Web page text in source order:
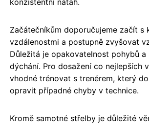
konzistentní nátah.
Začátečníkům doporučujeme začít s
vzdálenostmi a postupně zvyšovat
Důležitá je opakovatelnost pohybů a
dýchání. Pro dosažení co nejlepších
vhodné trénovat s trenérem, který
opravit případné chyby v technice.
Kromě samotné střelby je důležité